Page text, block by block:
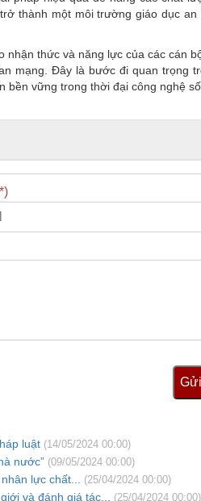
thành một môi trường giáo dục an
thức và năng lực của các cán
mạng. Đây là bước đi quan trọng
bền vững trong thời đại công nghệ số.
luật (14/05/2024 00:00)
nước” (09/05/2024 00:00)
lực chất... (25/04/2024 00:00)
và đánh giá tác... (25/04/2024 00:00)